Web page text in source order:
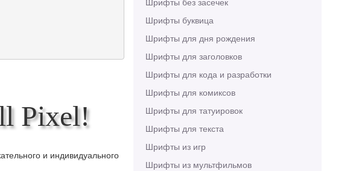
Шрифты буквица
Шрифты для дня рождения
Шрифты для заголовков
Шрифты для кода и разработки
Шрифты для комиксов
Шрифты для татуировок
Шрифты для текста
Шрифты из игр
Шрифты из мультфильмов
Pixel!
и индивидуального